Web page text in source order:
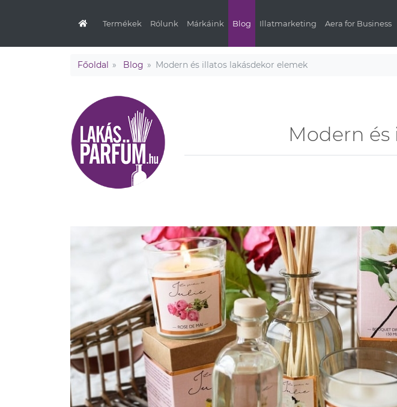
Termékek Rólunk Márkáink Blog Illatmarketing Aera for Business
Főoldal Blog Modern és illatos lakásdekor elemek
Modern és